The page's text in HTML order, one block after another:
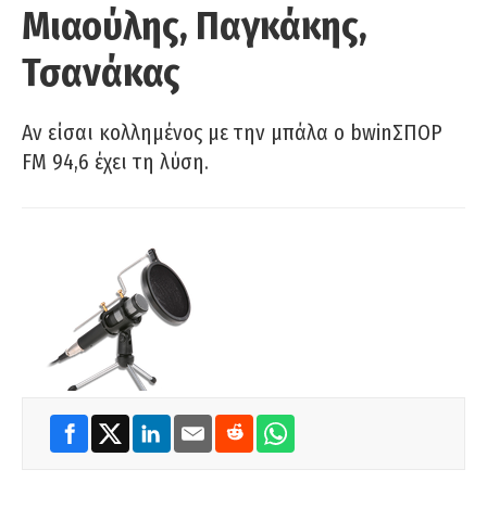
Μιαούλης, Παγκάκης,
Τσανάκας
Αν είσαι κολλημένος με την μπάλα ο bwinΣΠΟΡ
FM 94,6 έχει τη λύση.